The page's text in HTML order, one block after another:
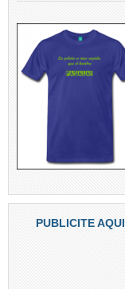
PUBLICITE AQUI